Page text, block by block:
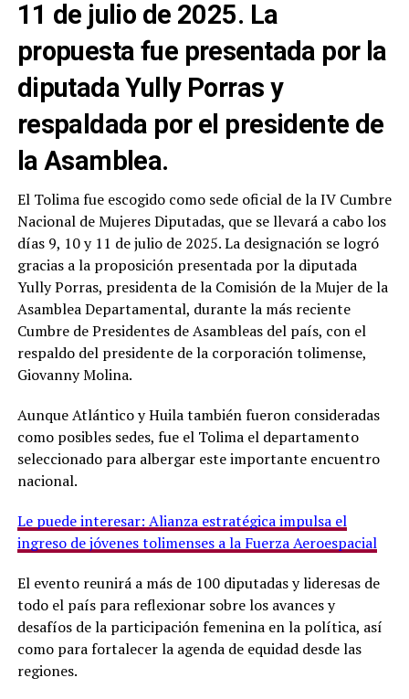
11 de julio de 2025. La
propuesta fue presentada por la
diputada Yully Porras y
respaldada por el presidente de
la Asamblea.
El Tolima fue escogido como sede oficial de la IV Cumbre
Nacional de Mujeres Diputadas, que se llevará a cabo los
días 9, 10 y 11 de julio de 2025. La designación se logró
gracias a la proposición presentada por la diputada
Yully Porras, presidenta de la Comisión de la Mujer de la
Asamblea Departamental, durante la más reciente
Cumbre de Presidentes de Asambleas del país, con el
respaldo del presidente de la corporación tolimense,
Giovanny Molina.
Aunque Atlántico y Huila también fueron consideradas
como posibles sedes, fue el Tolima el departamento
seleccionado para albergar este importante encuentro
nacional.
Le puede interesar: Alianza estratégica impulsa el
ingreso de jóvenes tolimenses a la Fuerza Aeroespacial
El evento reunirá a más de 100 diputadas y lideresas de
todo el país para reflexionar sobre los avances y
desafíos de la participación femenina en la política, así
como para fortalecer la agenda de equidad desde las
regiones.